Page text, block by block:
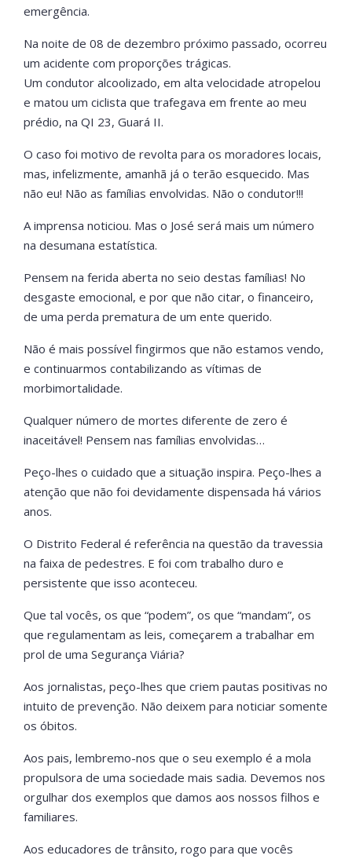
emergência.
Na noite de 08 de dezembro próximo passado, ocorreu
um acidente com proporções trágicas.
Um condutor alcoolizado, em alta velocidade atropelou
e matou um ciclista que trafegava em frente ao meu
prédio, na QI 23, Guará II.
O caso foi motivo de revolta para os moradores locais,
mas, infelizmente, amanhã já o terão esquecido. Mas
não eu! Não as famílias envolvidas. Não o condutor!!!
A imprensa noticiou. Mas o José será mais um número
na desumana estatística.
Pensem na ferida aberta no seio destas famílias! No
desgaste emocional, e por que não citar, o financeiro,
de uma perda prematura de um ente querido.
Não é mais possível fingirmos que não estamos vendo,
e continuarmos contabilizando as vítimas de
morbimortalidade.
Qualquer número de mortes diferente de zero é
inaceitável! Pensem nas famílias envolvidas…
Peço-lhes o cuidado que a situação inspira. Peço-lhes a
atenção que não foi devidamente dispensada há vários
anos.
O Distrito Federal é referência na questão da travessia
na faixa de pedestres. E foi com trabalho duro e
persistente que isso aconteceu.
Que tal vocês, os que “podem”, os que “mandam”, os
que regulamentam as leis, começarem a trabalhar em
prol de uma Segurança Viária?
Aos jornalistas, peço-lhes que criem pautas positivas no
intuito de prevenção. Não deixem para noticiar somente
os óbitos.
Aos pais, lembremo-nos que o seu exemplo é a mola
propulsora de uma sociedade mais sadia. Devemos nos
orgulhar dos exemplos que damos aos nossos filhos e
familiares.
Aos educadores de trânsito, rogo para que vocês